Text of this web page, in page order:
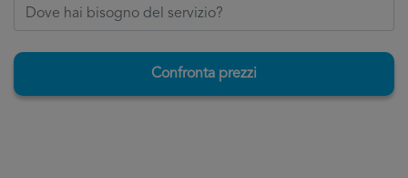
Confronta prezzi